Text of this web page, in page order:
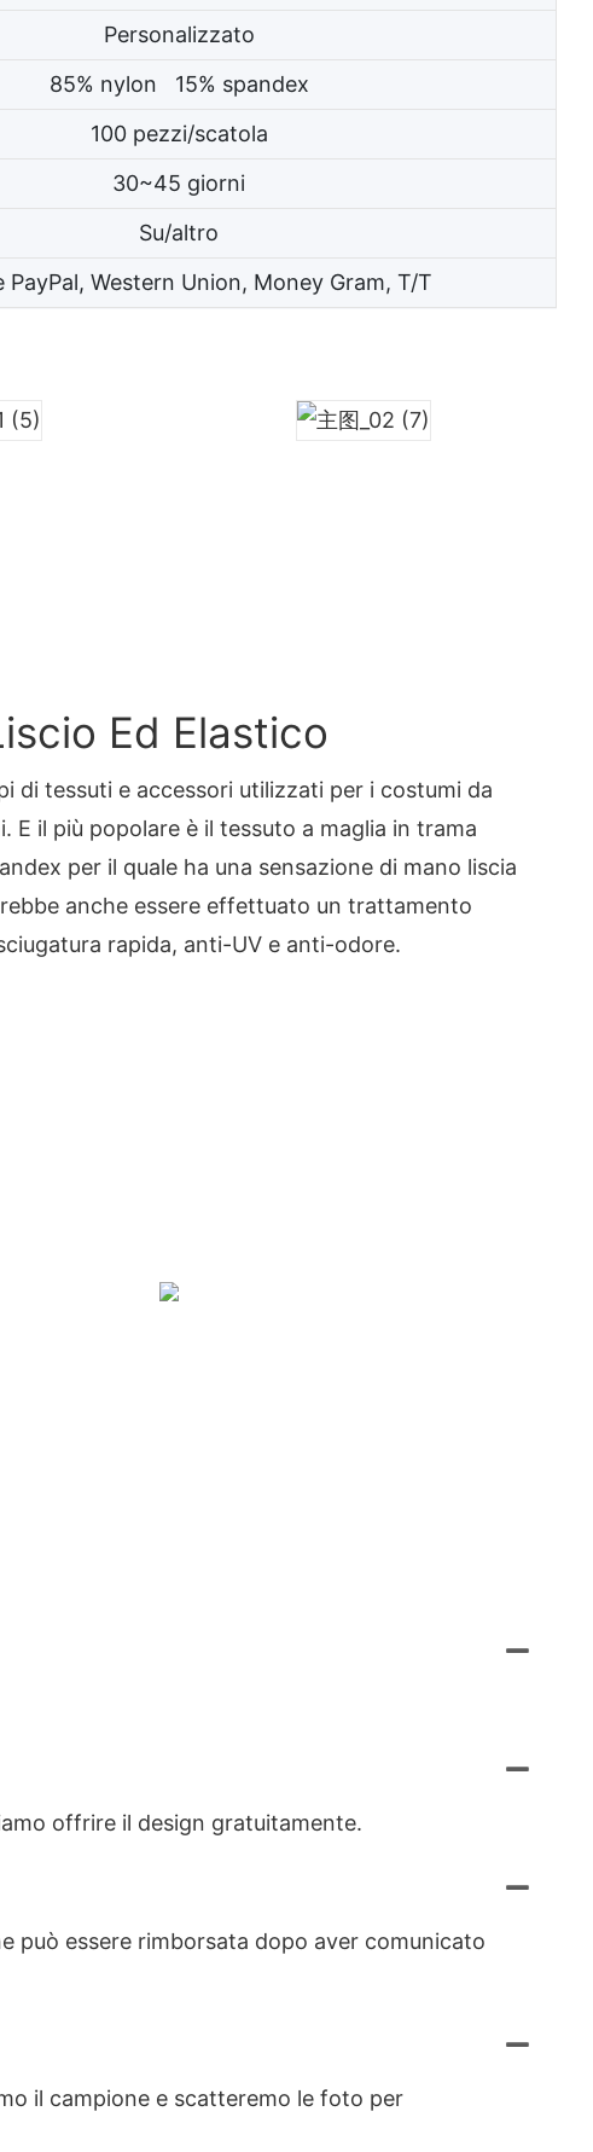
Personalizzato
85% nylon 15% spandex
100 pezzi/scatola
30~45 giorni
Su/altro
PayPal, Western Union, Money Gram, T/T
Ed Elastico
di tessuti e accessori utilizzati per i costumi da
E il più popolare è il tessuto a maglia in trama
per il quale ha una sensazione di mano liscia
anche essere effettuato un trattamento
rapida, anti-UV e anti-odore.
offrire il design gratuitamente.
può essere rimborsata dopo aver comunicato
il campione e scatteremo le foto per